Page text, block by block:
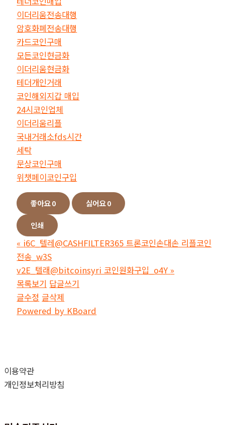
이더리움전송대행
암호화폐전송대행
카드코인구매
모든코인현금화
이더리움현금화
테더개인거래
코인해외지갑 매입
24시코인업체
이더리움리플
국내거래소fds시간
세탁
문상코인구매
위챗페이코인구입
좋아요0 싫어요0
인쇄
« i6C_텔레@CASHFILTER365 트론코인손대손 리플코인
전송_w3S
v2E_텔래@bitcoinsyri 코인원화구입_o4Y »
목록보기 답글쓰기
글수정 글삭제
Powered by KBoard
이용약관
개인정보처리방침